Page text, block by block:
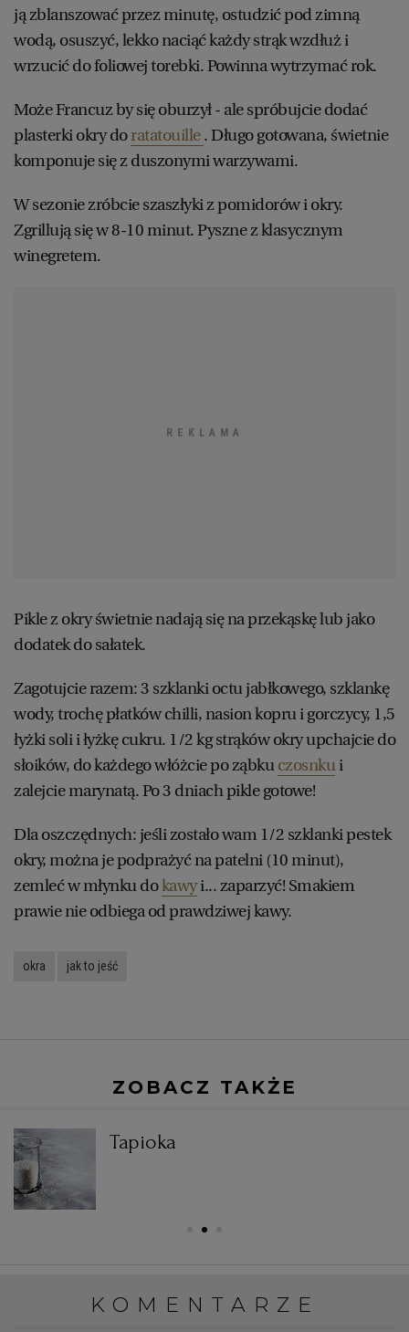
WROCŁAW
ZIELONA GÓRA
ją zblanszować przez minutę, ostudzić pod zimną
wodą, osuszyć, lekko naciąć każdy strąk wzdłuż i
wrzucić do foliowej torebki. Powinna wytrzymać rok.
Może Francuz by się oburzył - ale spróbujcie dodać
plasterki okry doratatouille. Długo gotowana, świetnie
komponuje się z duszonymi warzywami.
W sezonie zróbcie szaszłyki z pomidorów i okry.
Zgrillują się w 8-10 minut. Pyszne z klasycznym
winegretem.
Pikle z okry świetnie nadają się na przekąskę lub jako
dodatek do sałatek.
Zagotujcie razem: 3 szklanki octu jabłkowego, szklankę
wody, trochę płatków chilli, nasion kopru i gorczycy, 1,5
łyżki soli i łyżkę cukru. 1/2 kg strąków okry upchajcie do
słoików, do każdego włóżcie po ząbkuczosnkui
zalejcie marynatą. Po 3 dniach pikle gotowe!
Dla oszczędnych: jeśli zostało wam 1/2 szklanki pestek
okry, można je podprażyć na patelni (10 minut),
zemleć w młynku dokawyi... zaparzyć! Smakiem
prawie nie odbiega od prawdziwej kawy.
okra jak to jeść
ZOBACZ TAKŻE
Tapioka
KOMENTARZE